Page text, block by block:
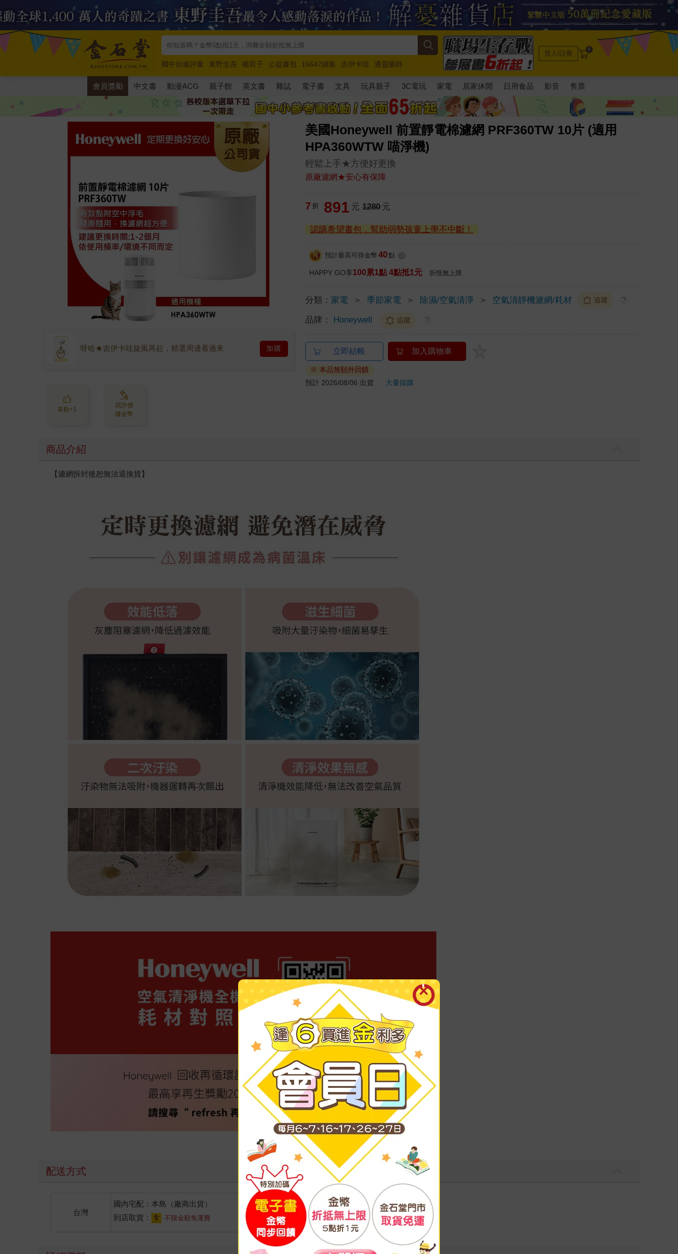
國中自修評量 東野圭吾 楊双子 公益書包 16647續集 吉伊卡哇
通靈藥師
唯紅花綻放
奧德賽 路邊攤新作 馬斯克 玩具總動員5 超慢跑
登入/註冊 0
會員獎勵 中文書 動漫ACG 親子館 英文書 雜誌 電子書 文具 玩具親子 3C電玩 家電 居家休閒 日用食品 影音 售票
美國Honeywell 前置靜電棉濾網 PRF360TW 10片 (適用
HPA360WTW 喵淨機)
輕鬆上手★方便好更換
原廠濾網★安心有保障
呀哈★吉伊卡哇旋風再起，精選周邊看過來 加購
喜歡+1
寫評價
賺金幣
7 折 891 元 1280 元
認購希望書包，幫助弱勢孩童上學不中斷！
預計最高可得金幣 40 點
HAPPY GO享100累1點 4點抵1元 折抵無上限
分類： 家電 ＞ 季節家電 ＞ 除濕/空氣清淨 ＞ 空氣清靜機濾網/耗材 追蹤 ?
品牌： Honeywell 追蹤 ?
立即結帳 加入購物車
※ 本品無額外回饋
預計 2026/08/06 出貨
大量採購
商品介紹
【濾網拆封後恕無法退換貨】
配送方式
台灣
國內宅配：本島（廠商出貨）
到店取貨：
不限金額免運費